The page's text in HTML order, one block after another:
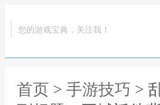
您的游戏宝典，关注我！
首页 > 手游技巧 >